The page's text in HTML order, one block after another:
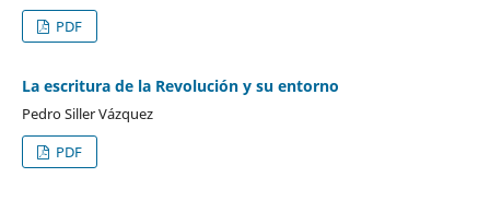
PDF
La escritura de la Revolución y su entorno
Pedro Siller Vázquez
PDF